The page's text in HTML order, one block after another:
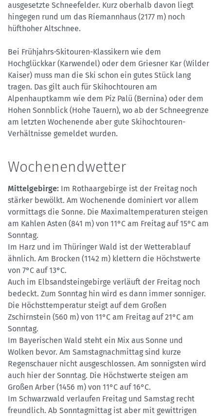
ausgesetzte Schneefelder. Kurz oberhalb davon liegt
hingegen rund um das Riemannhaus (2177 m) noch
hüfthoher Altschnee.
Bei Frühjahrs-Skitouren-Klassikern wie dem
Hochglückkar (Karwendel) oder dem Griesner Kar (Wilder
Kaiser) muss man die Ski schon ein gutes Stück lang
tragen. Das gilt auch für Skihochtouren am
Alpenhauptkamm wie dem Piz Palü (Bernina) oder dem
Hohen Sonnblick (Hohe Tauern), wo ab der Schneegrenze
am letzten Wochenende aber gute Skihochtouren-
Verhältnisse gemeldet wurden.
Wochenendwetter
Mittelgebirge: Im Rothaargebirge ist der Freitag noch
stärker bewölkt. Am Wochenende dominiert vor allem
vormittags die Sonne. Die Maximaltemperaturen steigen
am Kahlen Asten (841 m) von 11°C am Freitag auf 15°C am
Sonntag.
Im Harz und im Thüringer Wald ist der Wetterablauf
ähnlich. Am Brocken (1142 m) klettern die Höchstwerte
von 7°C auf 13°C.
Auch im Elbsandsteingebirge verläuft der Freitag noch
bedeckt. Zum Sonntag hin wird es dann immer sonniger.
Die Höchsttemperatur steigt auf dem Großen
Zschirnstein (560 m) von 11°C am Freitag auf 21°C am
Sonntag.
Im Bayerischen Wald steht ein Mix aus Sonne und
Wolken bevor. Am Samstagnachmittag sind kurze
Regenschauer nicht ausgeschlossen. Am sonnigsten wird
auch hier der Sonntag. Die Höchstwerte steigen am
Großen Arber (1456 m) von 11°C auf 16°C.
Im Schwarzwald verlaufen Freitag und Samstag recht
freundlich. Ab Sonntagmittag ist aber mit gewittrigen